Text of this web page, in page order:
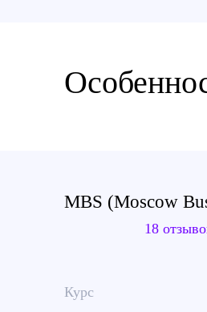
MBS (Moscow
18
Курс